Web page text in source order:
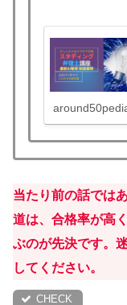
当たり前の話では
道は、合格率が高
ぶのが先決です。
してください。